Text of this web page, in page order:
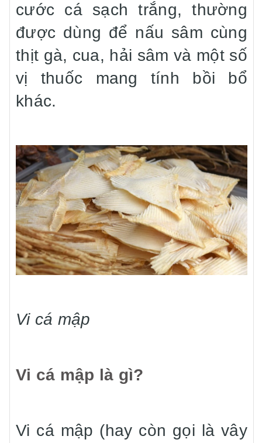
cước cá sạch trắng, thường
được dùng để nấu sâm cùng
thịt gà, cua, hải sâm và một số
vị thuốc mang tính bồi bổ
khác.
Vi cá mập
Vi cá mập là gì?
Vi cá mập (hay còn gọi là vây